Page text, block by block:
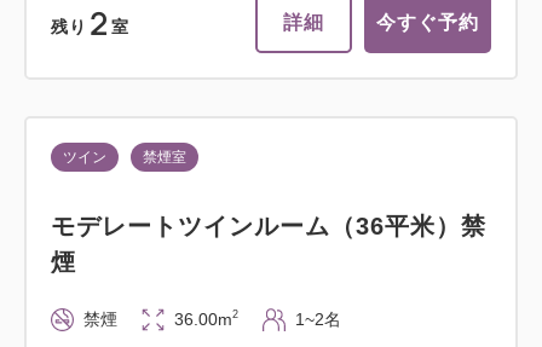
残り 2 室 詳細 今すぐ予約
ツイン 禁煙室
モデレートツインルーム（36平米）禁
煙
禁煙 36.00m2 1~2名